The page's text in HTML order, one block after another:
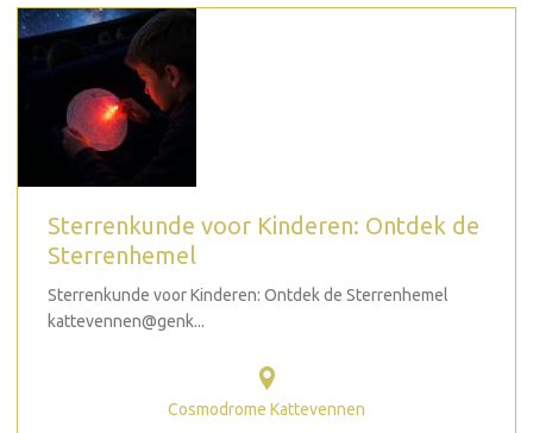
Sterrenkunde voor Kinderen: Ontdek de
Sterrenhemel
Sterrenkunde voor Kinderen: Ontdek de Sterrenhemel
kattevennen@genk...
Cosmodrome Kattevennen